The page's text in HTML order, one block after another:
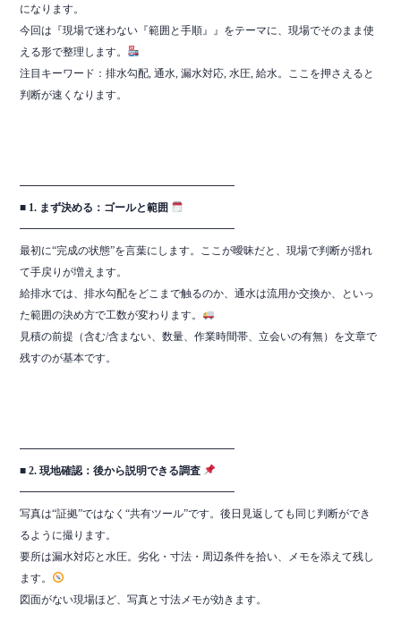
になります。
今回は『現場で迷わない『範囲と手順』』をテーマに、現場でそのまま使
える形で整理します。
注目キーワード：排水勾配, 通水, 漏水対応, 水圧, 給水。ここを押さえると
判断が速くなります。
━━━━━━━━━━━━━━━━━━━━
■ 1. まず決める：ゴールと範囲
━━━━━━━━━━━━━━━━━━━━
最初に“完成の状態”を言葉にします。ここが曖昧だと、現場で判断が揺れ
て手戻りが増えます。
給排水では、排水勾配をどこまで触るのか、通水は流用か交換か、といっ
た範囲の決め方で工数が変わります。
見積の前提（含む/含まない、数量、作業時間帯、立会いの有無）を文章で
残すのが基本です。
━━━━━━━━━━━━━━━━━━━━
■ 2. 現地確認：後から説明できる調査
━━━━━━━━━━━━━━━━━━━━
写真は“証拠”ではなく“共有ツール”です。後日見返しても同じ判断ができ
るように撮ります。
要所は漏水対応と水圧。劣化・寸法・周辺条件を拾い、メモを添えて残し
ます。
図面がない現場ほど、写真と寸法メモが効きます。